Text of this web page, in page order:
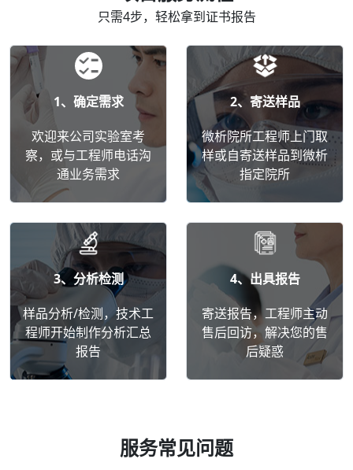
只需4步，轻松拿到证书报告
1、确定需求
欢迎来公司实验室考
察，或与工程师电话沟
通业务需求
2、寄送样品
微析院所工程师上门取
样或自寄送样品到微析
指定院所
3、分析检测
样品分析/检测，技术工
程师开始制作分析汇总
报告
4、出具报告
寄送报告，工程师主动
售后回访，解决您的售
后疑惑
服务常见问题